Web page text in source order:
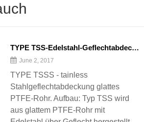
TYPE TSS-Edelstahl-Geflechtabdeckung Glattes PTFE-Rohr
June 2, 2017
TYPE TSSS - tainless
Stahlgeflechtabdeckung glattes
PTFE-Rohr. Aufbau: Typ TSS wird
aus glattem PTFE-Rohr mit